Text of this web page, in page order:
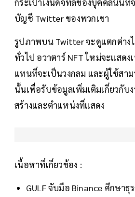
กระเป๋าเงินดิจิทัลของบุคคลนั้นที่
บัญชี Twitter ของพวกเขา
รูปภาพบน Twitter จะดูแตกต่าง
ทั่วไป อวาตาร์ NFT ใหม่จะแสด
แทนที่จะเป็นวงกลม และผู้ใช้สา
นั้นเพื่อรับข้อมูลเพิ่มเติมเกี่ยวกับ
สร้างและตำแหน่งที่แสดง
เนื้อหาที่เกี่ยวข้อง :
GULF จับมือ Binance ศึกษา